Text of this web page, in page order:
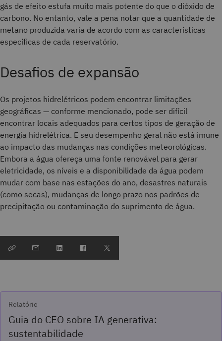
gás de efeito estufa muito mais potente do que o dióxido de
carbono. No entanto, vale a pena notar que a quantidade de
metano produzida varia de acordo com as características
específicas de cada reservatório.
Desafios de expansão
Os projetos hidrelétricos podem encontrar limitações
geográficas — conforme mencionado, pode ser difícil
encontrar locais adequados para certos tipos de geração de
energia hidrelétrica. E seu desempenho geral não está imune
ao impacto das mudanças nas condições meteorológicas.
Embora a água ofereça uma fonte renovável para gerar
eletricidade, os níveis e a disponibilidade da água podem
mudar com base nas estações do ano, desastres naturais
(como secas), mudanças de longo prazo nos padrões de
precipitação ou contaminação do suprimento de água.
Relatório
Guia do CEO sobre IA generativa:
sustentabilidade